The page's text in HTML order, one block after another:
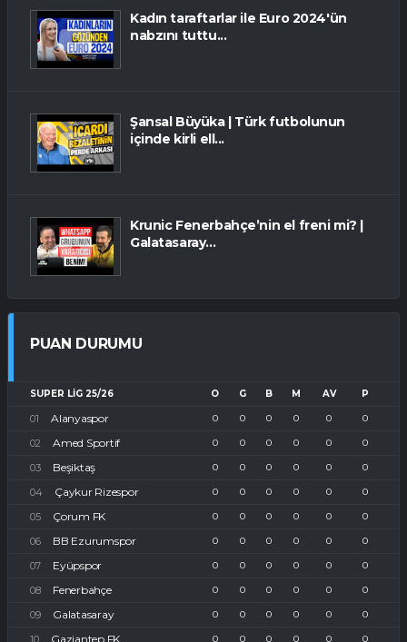
Kadın taraftarlar ile Euro 2024'ün
nabzını tuttu...
Şansal Büyüka | Türk futbolunun
içinde kirli ell...
Krunic Fenerbahçe’nin el freni mi? |
Galatasaray...
PUAN DURUMU
SUPER LIG 25/26 O G B M AV P
Alanyaspor 0 0 0 0 0 0
Amed Sportif 0 0 0 0 0 0
Beşiktaş 0 0 0 0 0 0
Çaykur Rizespor 0 0 0 0 0 0
Çorum FK 0 0 0 0 0 0
BB Ezurumspor 0 0 0 0 0 0
Eyüpspor 0 0 0 0 0 0
Fenerbahçe 0 0 0 0 0 0
Galatasaray 0 0 0 0 0 0
Gaziantep FK 0 0 0 0 0 0